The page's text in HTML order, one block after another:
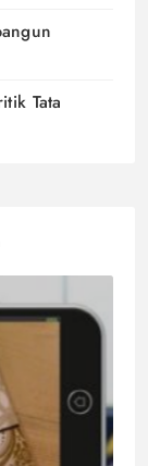
Tata